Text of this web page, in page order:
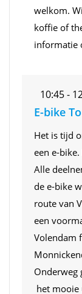
welkom.
koffie of
informatie
10:45 -
E-bike
Het is tijd
een e-
Alle
de e-bike
route van
een
Volendam
Onderweg
het mooie